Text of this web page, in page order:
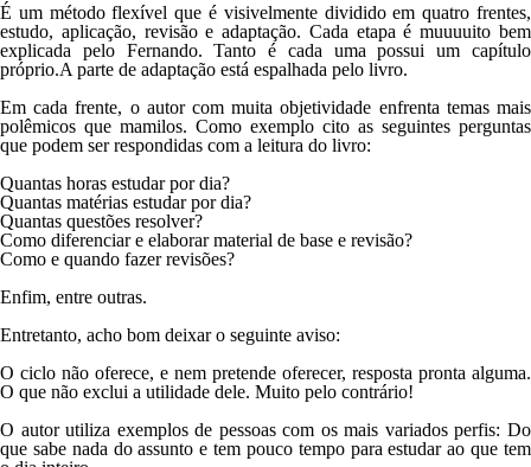
É um método flexível que é visivelmente dividido em quatro frentes,
estudo, aplicação, revisão e adaptação. Cada etapa é muuuuito bem
explicada pelo Fernando. Tanto é cada uma possui um capítulo
próprio.A parte de adaptação está espalhada pelo livro.
Em cada frente, o autor commuita objetividade enfrenta temas mais
polêmicos que mamilos. Como exemplo cito as seguintes perguntas
que podem ser respondidas com a leitura do livro:
Quantas horas estudar por dia?
Quantas matérias estudar por dia?
Quantas questões resolver?
Como diferenciar e elaborar material de base e revisão?
Como e quando fazer revisões?
Enfim, entre outras.
Entretanto, acho bom deixar o seguinte aviso:
O ciclo não oferece, e nem pretende oferecer, resposta pronta alguma.
O que não exclui a utilidade dele. Muito pelo contrário!
O autor utiliza exemplos de pessoas com os mais variados perfis: Do
que sabe nada do assunto e tem pouco tempo para estudar ao que tem